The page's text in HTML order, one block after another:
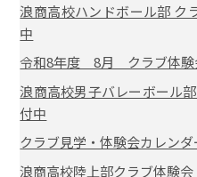
浪商高校ハンドボール部
中
令和8年度 8月 クラブ体験
浪商高校男子バレーボー
付中
クラブ見学・体験会カレンダ
浪商高校陸上部クラブ体